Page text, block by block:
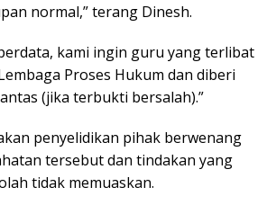
normal,” terang Dinesh.
kami ingin guru yang terlibat
Proses Hukum dan diberi
(jika terbukti bersalah).”
penyelidikan pihak berwenang
tersebut dan tindakan yang
tidak memuaskan.